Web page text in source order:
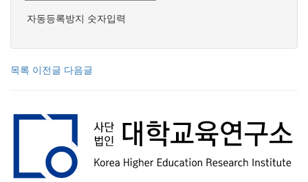
자동등록방지 숫자입력
목록 이전글 다음글